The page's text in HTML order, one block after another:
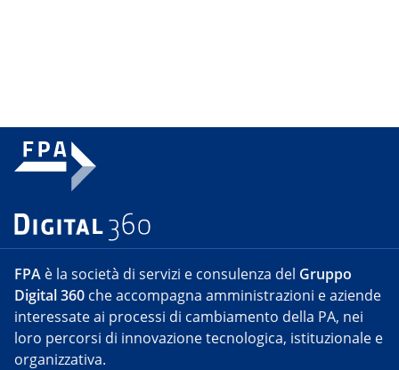
FPA è la società di servizi e consulenza del Gruppo
Digital 360 che accompagna amministrazioni e aziende
interessate ai processi di cambiamento della PA, nei
loro percorsi di innovazione tecnologica, istituzionale e
organizzativa.